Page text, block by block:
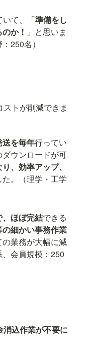
いて、「準備をし
か！ 」と思いま
250名）
トが削減できま
を毎年行ってい
ウンロードが可
、効率アップ、
。（理学・工学
ほぼ完結できる
の細かい事務作業
業務が大幅に減
会員規模：250
込作業が不要に